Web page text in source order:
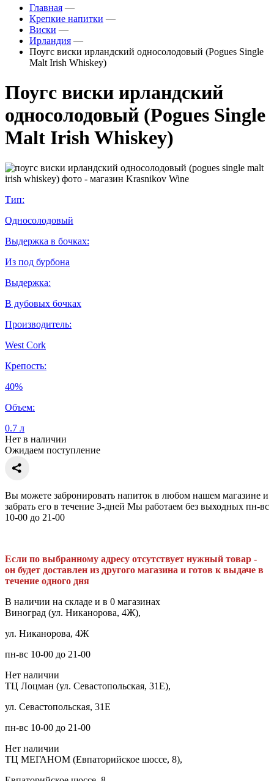
Главная —
Крепкие напитки —
Виски —
Ирландия —
Поугс виски ирландский односолодовый (Pogues Single
Malt Irish Whiskey)
Поугс виски ирландский
односолодовый (Pogues Single
Malt Irish Whiskey)
Тип:
Односолодовый
Выдержка в бочках:
Из под бурбона
Выдержка:
В дубовых бочках
Производитель:
West Cork
Крепость:
40%
Объем:
0.7 л
Нет в наличии
Ожидаем поступление
Вы можете забронировать напиток в любом нашем магазине и
забрать его в течение 3-дней Мы работаем без выходных пн-вс
10-00 до 21-00
Если по выбранному адресу отсутствует нужный товар -
он будет доставлен из другого магазина и готов к выдаче в
течение одного дня
В наличии на складе и в 0 магазинах
Виноград (ул. Никанорова, 4Ж),
ул. Никанорова, 4Ж
пн-вс 10-00 до 21-00
Нет наличии
ТЦ Лоцман (ул. Севастопольская, 31Е),
ул. Севастопольская, 31Е
пн-вс 10-00 до 21-00
Нет наличии
ТЦ МЕГАНОМ (Евпаторийское шоссе, 8),